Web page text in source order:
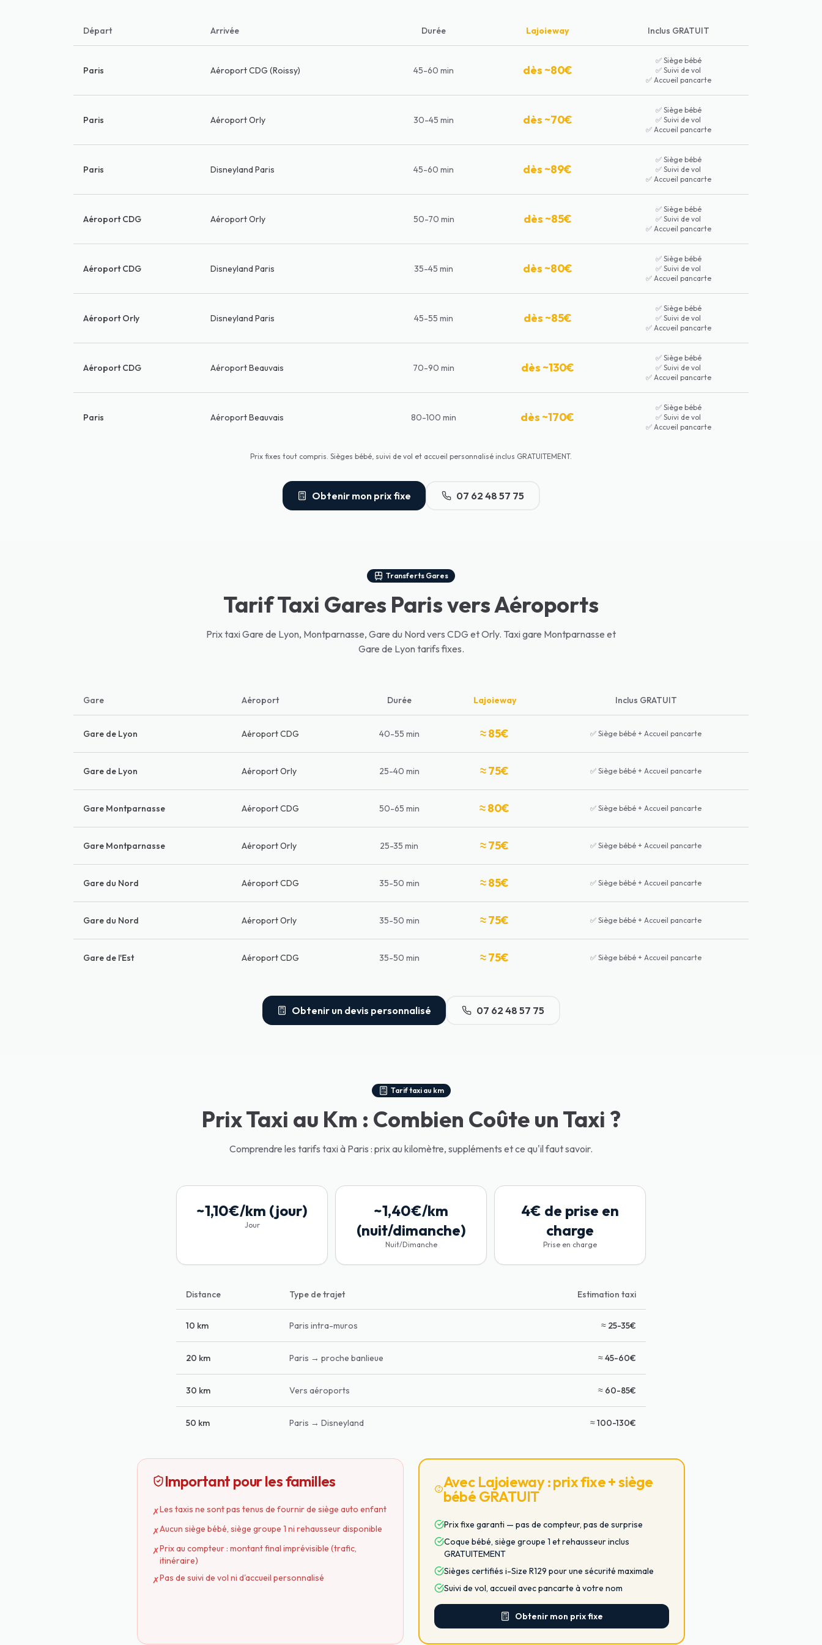
Départ Arrivée Durée Lajoieway Inclus GRATUIT
Paris Aéroport CDG (Roissy) 45-60 min dès ~80€
✅ Siège bébé
✅ Suivi de vol
✅ Accueil pancarte
Paris Aéroport Orly 30-45 min dès ~70€
✅ Siège bébé
✅ Suivi de vol
✅ Accueil pancarte
Paris Disneyland Paris 45-60 min dès ~89€
✅ Siège bébé
✅ Suivi de vol
✅ Accueil pancarte
Aéroport CDG Aéroport Orly 50-70 min dès ~85€
✅ Siège bébé
✅ Suivi de vol
✅ Accueil pancarte
Aéroport CDG Disneyland Paris 35-45 min dès ~80€
✅ Siège bébé
✅ Suivi de vol
✅ Accueil pancarte
Aéroport Orly Disneyland Paris 45-55 min dès ~85€
✅ Siège bébé
✅ Suivi de vol
✅ Accueil pancarte
Aéroport CDG Aéroport Beauvais 70-90 min dès ~130€
✅ Siège bébé
✅ Suivi de vol
✅ Accueil pancarte
Paris Aéroport Beauvais 80-100 min dès ~170€
✅ Siège bébé
✅ Suivi de vol
✅ Accueil pancarte
Prix fixes tout compris. Sièges bébé, suivi de vol et accueil personnalisé inclus GRATUITEMENT.
Obtenir mon prix fixe 07 62 48 57 75
Transferts Gares
Tarif Taxi Gares Paris vers Aéroports
Prix taxi Gare de Lyon, Montparnasse, Gare du Nord vers CDG et Orly. Taxi gare Montparnasse et
Gare de Lyon tarifs fixes.
Gare Aéroport Durée Lajoieway Inclus GRATUIT
Gare de Lyon Aéroport CDG 40-55 min ≈ 85€ ✅ Siège bébé + Accueil pancarte
Gare de Lyon Aéroport Orly 25-40 min ≈ 75€ ✅ Siège bébé + Accueil pancarte
Gare Montparnasse Aéroport CDG 50-65 min ≈ 80€ ✅ Siège bébé + Accueil pancarte
Gare Montparnasse Aéroport Orly 25-35 min ≈ 75€ ✅ Siège bébé + Accueil pancarte
Gare du Nord Aéroport CDG 35-50 min ≈ 85€ ✅ Siège bébé + Accueil pancarte
Gare du Nord Aéroport Orly 35-50 min ≈ 75€ ✅ Siège bébé + Accueil pancarte
Gare de l'Est Aéroport CDG 35-50 min ≈ 75€ ✅ Siège bébé + Accueil pancarte
Obtenir un devis personnalisé 07 62 48 57 75
Tarif taxi au km
Prix Taxi au Km : Combien Coûte un Taxi ?
Comprendre les tarifs taxi à Paris : prix au kilomètre, suppléments et ce qu'il faut savoir.
~1,10€/km (jour)
Jour
~1,40€/km
(nuit/dimanche)
Nuit/Dimanche
4€ de prise en
charge
Prise en charge
Distance Type de trajet Estimation taxi
10 km Paris intra-muros ≈ 25-35€
20 km Paris → proche banlieue ≈ 45-60€
30 km Vers aéroports ≈ 60-85€
50 km Paris → Disneyland ≈ 100-130€
Important pour les familles
✗Les taxis ne sont pas tenus de fournir de siège auto enfant
✗Aucun siège bébé, siège groupe 1 ni rehausseur disponible
✗Prix au compteur : montant final imprévisible (trafic,
itinéraire)
✗Pas de suivi de vol ni d'accueil personnalisé
Avec Lajoieway : prix fixe + siège
bébé GRATUIT
Prix fixe garanti — pas de compteur, pas de surprise
Coque bébé, siège groupe 1 et rehausseur inclus
GRATUITEMENT
Sièges certifiés i-Size R129 pour une sécurité maximale
Suivi de vol, accueil avec pancarte à votre nom
Obtenir mon prix fixe